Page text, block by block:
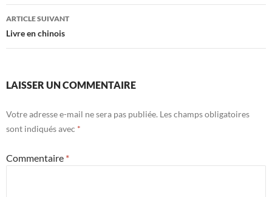
articles
ARTICLE SUIVANT
Livre en chinois
LAISSER UN COMMENTAIRE
Votre adresse e-mail ne sera pas publiée. Les champs obligatoires
sont indiqués avec *
Commentaire *